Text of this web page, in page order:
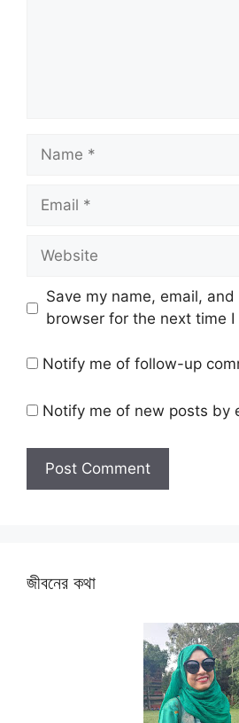
Name
Email
Website
Save my name, email,
browser for the next time I
Notify me of follow-up
Notify me of new posts by
জীবনের কথা